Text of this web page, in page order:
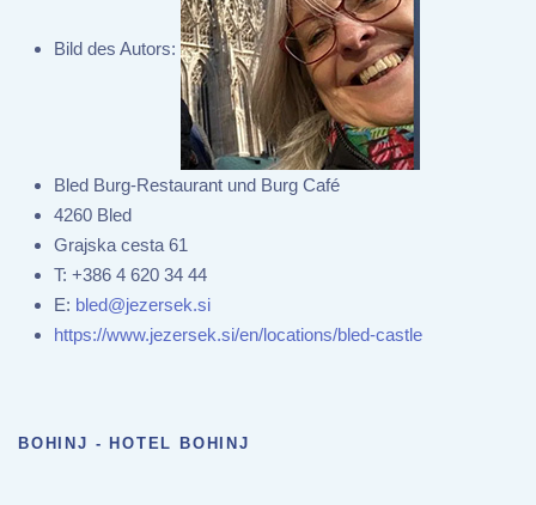
Bild des Autors:
Bled Burg-Restaurant und Burg Café
4260 Bled
Grajska cesta 61
T: +386 4 620 34 44
E: bled@jezersek.si
https://www.jezersek.si/en/locations/bled-castle
BOHINJ - HOTEL BOHINJ